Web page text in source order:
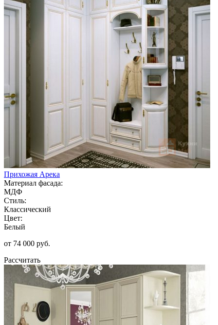
Прихожая Арека
Материал фасада:
МДФ
Стиль:
Классический
Цвет:
Белый
от 74 000 руб.
Рассчитать